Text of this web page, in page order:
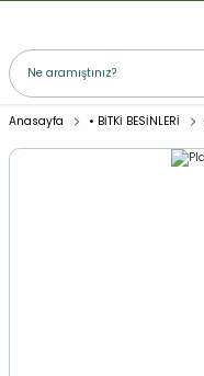
Anasayfa • BİTKİ BESİNLERİ